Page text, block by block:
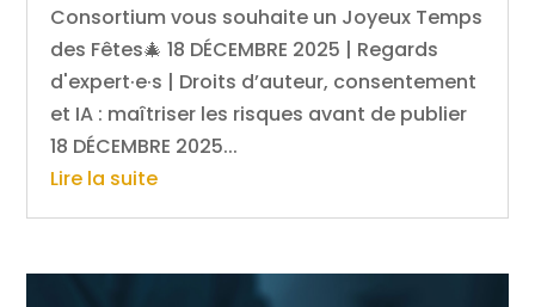
Consortium vous souhaite un Joyeux Temps
des Fêtes🎄 18 DÉCEMBRE 2025 | Regards
d'expert·e·s | Droits d’auteur, consentement
et IA : maîtriser les risques avant de publier
18 DÉCEMBRE 2025...
Lire la suite